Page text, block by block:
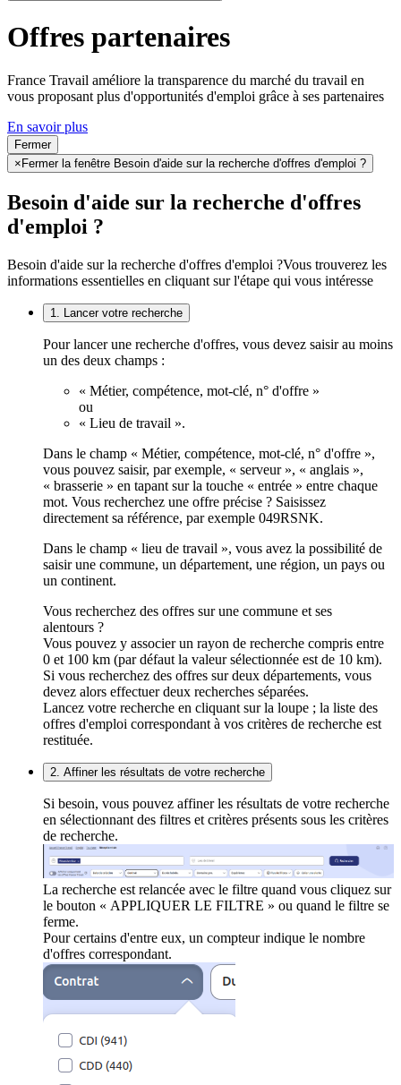
Offres partenaires
France Travail améliore la transparence du marché du travail en
vous proposant plus d'opportunités d'emploi grâce à ses partenaires
En savoir plus
Fermer
× Fermer la fenêtre Besoin d'aide sur la recherche d'offres d'emploi ?
Besoin d'aide sur la recherche d'offres
d'emploi ?
Besoin d'aide sur la recherche d'offres d'emploi ?Vous trouverez les
informations essentielles en cliquant sur l'étape qui vous intéresse
1. Lancer votre recherche
Pour lancer une recherche d'offres, vous devez saisir au moins
un des deux champs :
« Métier, compétence, mot-clé, n° d'offre »
ou
« Lieu de travail ».
Dans le champ « Métier, compétence, mot-clé, n° d'offre »,
vous pouvez saisir, par exemple, « serveur », « anglais »,
« brasserie » en tapant sur la touche « entrée » entre chaque
mot. Vous recherchez une offre précise ? Saisissez
directement sa référence, par exemple 049RSNK.
Dans le champ « lieu de travail », vous avez la possibilité de
saisir une commune, un département, une région, un pays ou
un continent.
Vous recherchez des offres sur une commune et ses
alentours ?
Vous pouvez y associer un rayon de recherche compris entre
0 et 100 km (par défaut la valeur sélectionnée est de 10 km).
Si vous recherchez des offres sur deux départements, vous
devez alors effectuer deux recherches séparées.
Lancez votre recherche en cliquant sur la loupe ; la liste des
offres d'emploi correspondant à vos critères de recherche est
restituée.
2. Affiner les résultats de votre recherche
Si besoin, vous pouvez affiner les résultats de votre recherche
en sélectionnant des filtres et critères présents sous les critères
de recherche.
La recherche est relancée avec le filtre quand vous cliquez sur
le bouton « APPLIQUER LE FILTRE » ou quand le filtre se
ferme.
Pour certains d'entre eux, un compteur indique le nombre
d'offres correspondant.